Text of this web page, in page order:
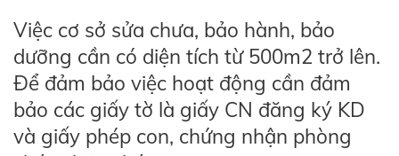
Việc cơ sở sửa chưa, bảo hành, bảo
dưỡng cần có diện tích từ 500m2 trở lên.
Để đảm bảo việc hoạt động cần đảm
bảo các giấy tờ là giấy CN đăng ký KD
và giấy phép con, chứng nhận phòng